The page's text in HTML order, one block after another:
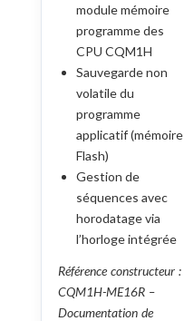
module mémoire
programme des
CPU CQM1H
Sauvegarde non
volatile du
programme
applicatif (mémoire
Flash)
Gestion de
séquences avec
horodatage via
l’horloge intégrée
Référence constructeur :
CQM1H-ME16R –
Documentation de